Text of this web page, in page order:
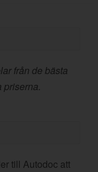
från de bästa
till Autodoc att